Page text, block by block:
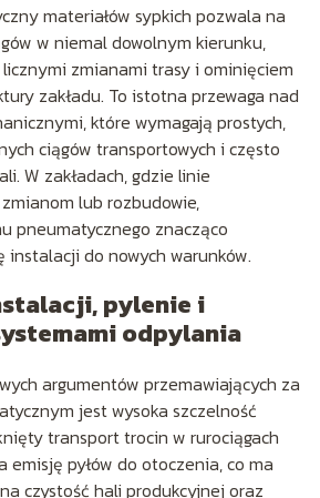
materiałów sypkich pozwala na
w niemal dowolnym kierunku,
zmianami trasy i ominięciem
zakładu. To istotna przewaga nad
które wymagają prostych,
ciągów transportowych i często
W zakładach, gdzie linie
lub rozbudowie,
pneumatycznego znacząco
do nowych warunków.
pylenie i
odpylania
argumentów przemawiających za
jest wysoka szczelność
transport trocin w rurociągach
emisję pyłów do otoczenia, co ma
czystość hali produkcyjnej oraz